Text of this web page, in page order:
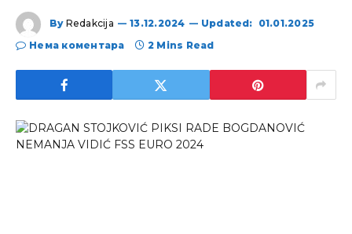
By Redakcija 13.12.2024 Updated: 01.01.2025
Нема коментара
2 Mins Read